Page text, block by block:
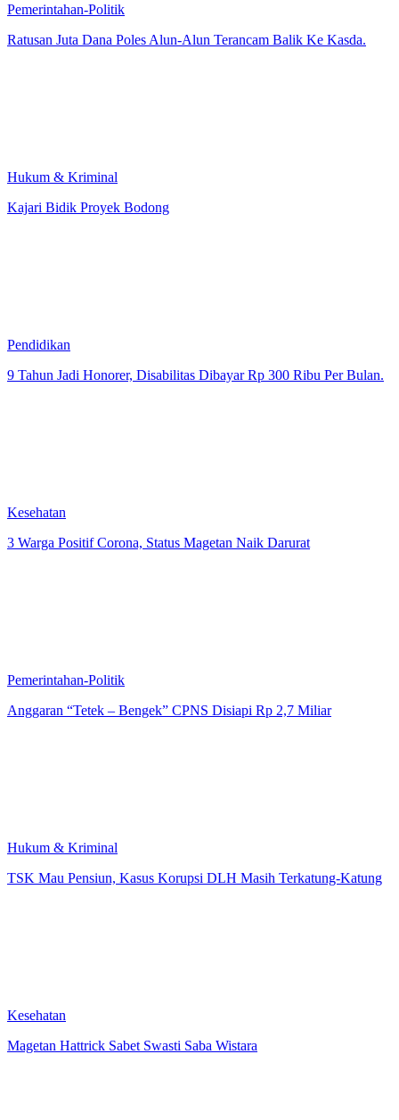
Pemerintahan-Politik
Ratusan Juta Dana Poles Alun-Alun Terancam Balik Ke Kasda.
Hukum & Kriminal
Kajari Bidik Proyek Bodong
Pendidikan
9 Tahun Jadi Honorer, Disabilitas Dibayar Rp 300 Ribu Per Bulan.
Kesehatan
3 Warga Positif Corona, Status Magetan Naik Darurat
Pemerintahan-Politik
Anggaran “Tetek – Bengek” CPNS Disiapi Rp 2,7 Miliar
Hukum & Kriminal
TSK Mau Pensiun, Kasus Korupsi DLH Masih Terkatung-Katung
Kesehatan
Magetan Hattrick Sabet Swasti Saba Wistara